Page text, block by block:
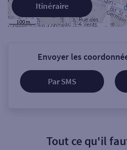
Itinéraire
Envoyer les
Par SMS
Tout ce qu'il